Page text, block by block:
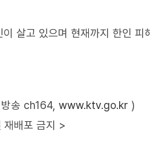
살고 있으며 현재까지 한인 피
송 ch164, www.ktv.go.kr )
배포 금지 >